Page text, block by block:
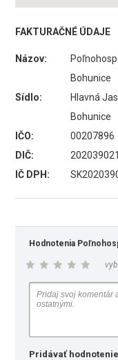
FAKTURAČNÉ ÚDAJE
Názov:
Bohunice
Sídlo:
Hlavná
Bohunice
IČO:
00207896
DIČ:
IČ DPH:
Hodnotenia
Pridávať